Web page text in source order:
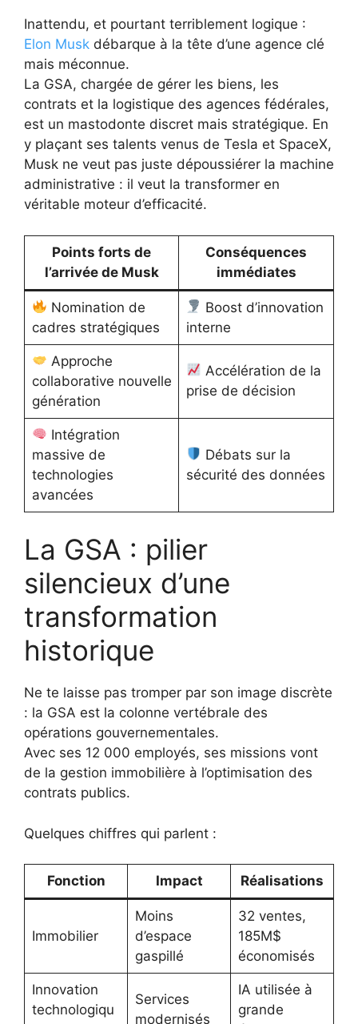
Inattendu, et pourtant terriblement logique :
Elon Musk débarque à la tête d’une agence clé
mais méconnue.
La GSA, chargée de gérer les biens, les
contrats et la logistique des agences fédérales,
est un mastodonte discret mais stratégique. En
y plaçant ses talents venus de Tesla et SpaceX,
Musk ne veut pas juste dépoussiérer la machine
administrative : il veut la transformer en
véritable moteur d’efficacité.
Points forts de
l’arrivée de Musk
Conséquences
immédiates
Nomination de
cadres stratégiques
Boost d’innovation
interne
Approche
collaborative nouvelle
génération
Accélération de la
prise de décision
Intégration
massive de
technologies
avancées
Débats sur la
sécurité des données
La GSA : pilier
silencieux d’une
transformation
historique
Ne te laisse pas tromper par son image discrète
: la GSA est la colonne vertébrale des
opérations gouvernementales.
Avec ses 12 000 employés, ses missions vont
de la gestion immobilière à l’optimisation des
contrats publics.
Quelques chiffres qui parlent :
Fonction Impact Réalisations
Immobilier
Moins
d’espace
gaspillé
32 ventes,
185M$
économisés
Innovation
technologiqu
Services
modernisés
IA utilisée à
grande